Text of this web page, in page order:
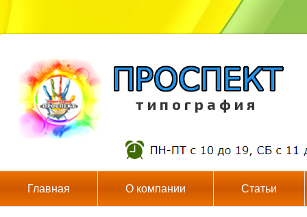
т и п о г р а ф и я
Главная О компании Статьи